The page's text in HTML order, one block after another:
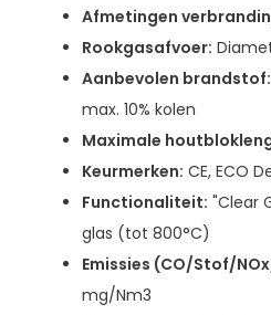
Afmetingen
Rookgasafvoer:
Aanbevolen brandstof:
max. 10% kolen
Maximale
Keurmerken: CE, ECO
Functionaliteit: "Clear
glas (tot 800°C)
Emissies (CO/Stof/
mg/Nm3